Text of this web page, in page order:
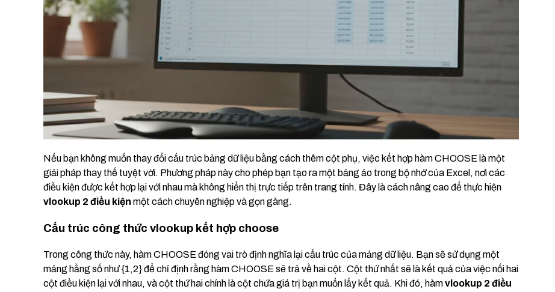
Nếu bạn không muốn thay đổi cấu trúc bảng dữ liệu bằng cách thêm cột phụ, việc kết hợp hàm CHOOSE là một
giải pháp thay thế tuyệt vời. Phương pháp này cho phép bạn tạo ra một bảng ảo trong bộ nhớ của Excel, nơi các
điều kiện được kết hợp lại với nhau mà không hiển thị trực tiếp trên trang tính. Đây là cách nâng cao để thực hiện
vlookup 2 điều kiện một cách chuyên nghiệp và gọn gàng.
Cấu trúc công thức vlookup kết hợp choose
Trong công thức này, hàm CHOOSE đóng vai trò định nghĩa lại cấu trúc của mảng dữ liệu. Bạn sẽ sử dụng một
mảng hằng số như {1,2} để chỉ định rằng hàm CHOOSE sẽ trả về hai cột. Cột thứ nhất sẽ là kết quả của việc nối hai
cột điều kiện lại với nhau, và cột thứ hai chính là cột chứa giá trị bạn muốn lấy kết quả. Khi đó, hàmvlookup 2 điều